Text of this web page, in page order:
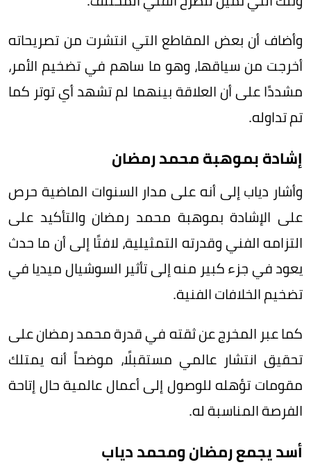
وأضاف أن بعض المقاطع التي انتشرت من تصريحاته
أخرجت من سياقها، وهو ما ساهم في تضخيم الأمر،
مشددًا على أن العلاقة بينهما لم تشهد أي توتر كما
تم تداوله.
إشادة بموهبة محمد رمضان
وأشار دياب إلى أنه على مدار السنوات الماضية حرص
على الإشادة بموهبة محمد رمضان والتأكيد على
التزامه الفني وقدرته التمثيلية، لافتًا إلى أن ما حدث
يعود في جزء كبير منه إلى تأثير السوشيال ميديا في
تضخيم الخلافات الفنية.
كما عبر المخرج عن ثقته في قدرة محمد رمضان على
تحقيق انتشار عالمي مستقبلًا، موضحاً أنه يمتلك
مقومات تؤهله للوصول إلى أعمال عالمية حال إتاحة
الفرصة المناسبة له.
أسد يجمع رمضان ومحمد دياب